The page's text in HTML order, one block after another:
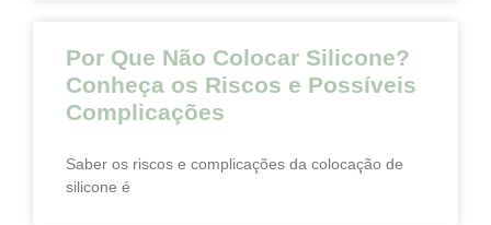
Por Que Não Colocar Silicone?
Conheça os Riscos e Possíveis
Complicações
Saber os riscos e complicações da colocação de
silicone é